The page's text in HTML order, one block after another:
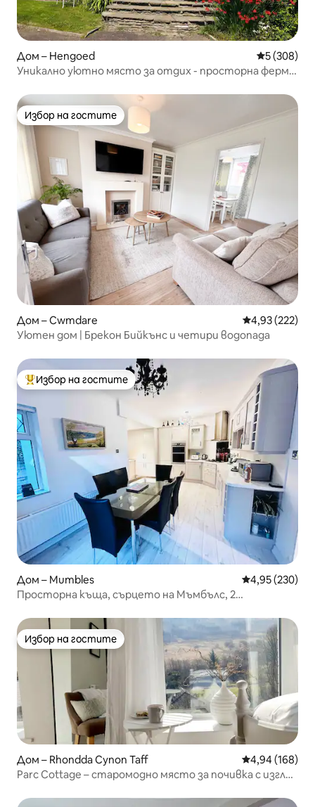
Дом – Hengoed Средна
5 (308)
Уникално уютно място за отдих - просторна ферма
Избор на гостите
Избор на гостите
Дом – Cwmdare Средна
4,93 (222)
Уютен дом | Брекон Бийкънс и четири водопада
Най-популярен избор на гостите
Избор на гостите
Дом – Mumbles Средна
4,95 (230)
Просторна къща, сърцето на Мъмбълс, 2
Избор на гостите
Избор на гостите
Дом – Rhondda Cynon Taff Средна
4,94 (168)
Parc Cottage – старомодно място за почивка с изглед